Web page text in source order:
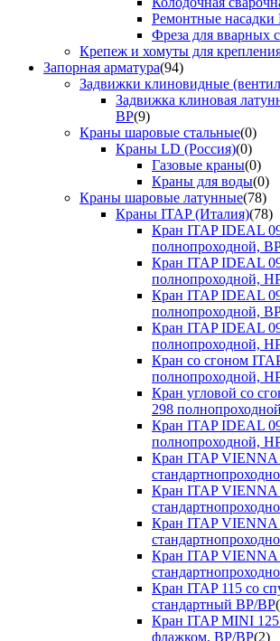
Ремонтные насадки
Фреза для вварных
Крепеж и хомуты для
Запорная арматура(94)
Задвижки клиновидные
Задвижка клиновая
ВР(9)
Краны шаровые стальные(0)
Краны LD (Россия)(0)
Газовые краны(0)
Краны для воды(0)
Краны шаровые латунные(78)
Краны ITAP (Италия)(78)
Кран ITAP IDEAL
полнопроходной,
Кран ITAP IDEAL
полнопроходной,
Кран ITAP IDEAL
полнопроходной,
Кран ITAP IDEAL
полнопроходной,
Кран со сгоном
полнопроходной,
Кран угловой со
298
Кран ITAP IDEAL
полнопроходной,
Кран ITAP VIENNA
Кран ITAP VIENNA
Кран ITAP VIENNA
Кран ITAP VIENNA
Кран ITAP 115 со
стандартный ВР/ВР
Кран ITAP MINI 125
флажком, ВР/ВР(2)